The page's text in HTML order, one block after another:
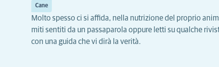
Cane
Molto spesso ci si affida, nella nutrizione del proprio
miti sentiti da un passaparola oppure letti su qualche
con una guida che vi dirà la verità.